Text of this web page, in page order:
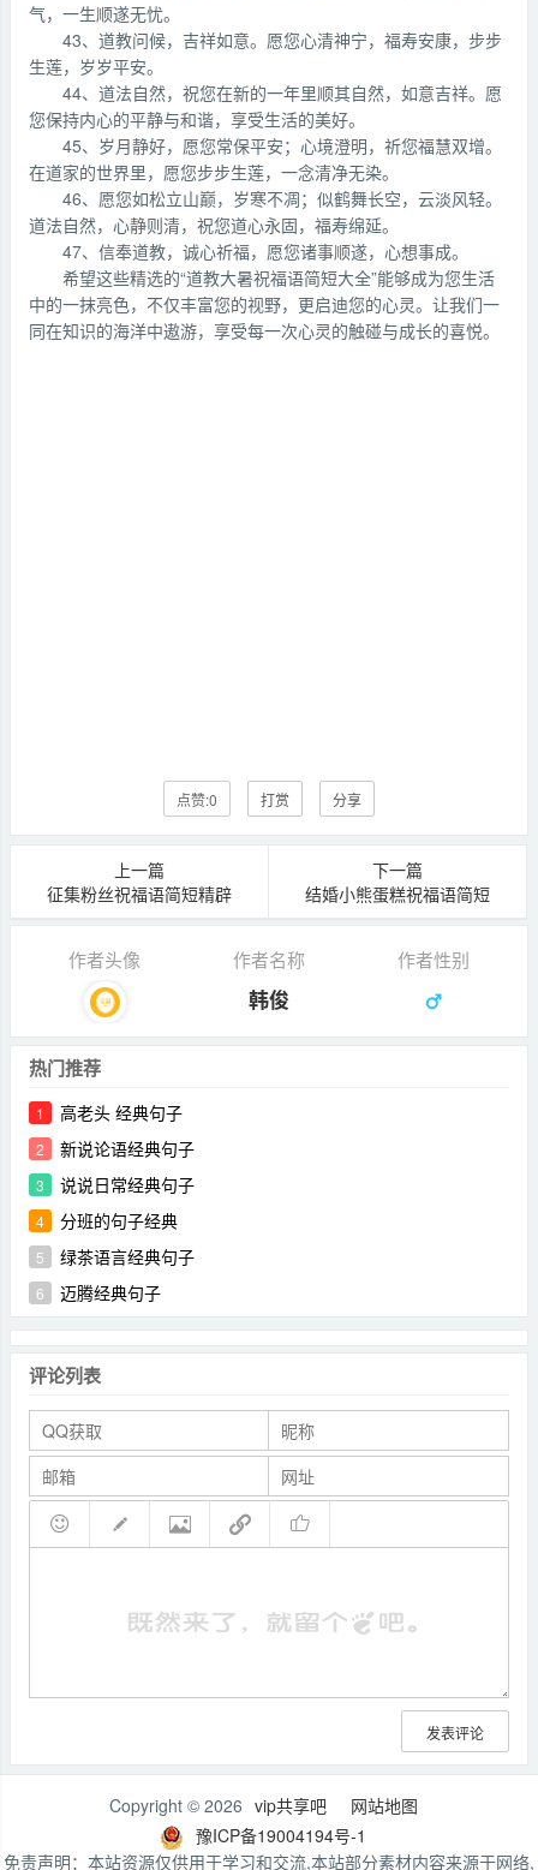
气，一生顺遂无忧。
43、道教问候，吉祥如意。愿您心清神宁，福寿安康，步步
生莲，岁岁平安。
44、道法自然，祝您在新的一年里顺其自然，如意吉祥。愿
您保持内心的平静与和谐，享受生活的美好。
45、岁月静好，愿您常保平安；心境澄明，祈您福慧双增。
在道家的世界里，愿您步步生莲，一念清净无染。
46、愿您如松立山巅，岁寒不凋；似鹤舞长空，云淡风轻。
道法自然，心静则清，祝您道心永固，福寿绵延。
47、信奉道教，诚心祈福，愿您诸事顺遂，心想事成。
希望这些精选的“道教大暑祝福语简短大全”能够成为您生活
中的一抹亮色，不仅丰富您的视野，更启迪您的心灵。让我们一
同在知识的海洋中遨游，享受每一次心灵的触碰与成长的喜悦。
点赞:0 打赏 分享
上一篇
征集粉丝祝福语简短精辟
下一篇
结婚小熊蛋糕祝福语简短
作者头像 作者名称 作者性别
韩俊
热门推荐
1 高老头 经典句子
2 新说论语经典句子
3 说说日常经典句子
4 分班的句子经典
5 绿茶语言经典句子
6 迈腾经典句子
评论列表
发表评论
Copyright © 2026 vip共享吧
网站地图
豫ICP备19004194号-1
免责声明：本站资源仅供用于学习和交流,本站部分素材内容来源于网络,